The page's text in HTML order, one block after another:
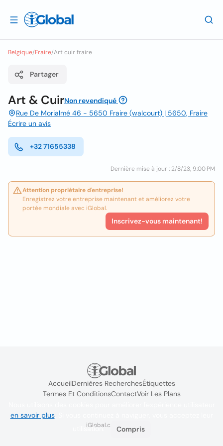
Belgique/Fraire/Art cuir fraire
Partager
Art & CuirNon revendiqué
Rue De Morialmé 46 - 5650 Fraire (walcourt) | 5650, Fraire
Écrire un avis
+32 71655338
Dernière mise à jour : 2/8/23, 9:00 PM
Attention propriétaire d'entreprise!
Enregistrez votre entreprise maintenant et améliorez votre
portée mondiale avec iGlobal.
Inscrivez-vous maintenant!
AccueilDernières RecherchesÉtiquettes
Termes Et ConditionsContactVoir Les Plans
iGlobal.co @ 2024
en savoir plus. Si vous continuez à naviguer, vous acceptez leur
utilisation.
Compris